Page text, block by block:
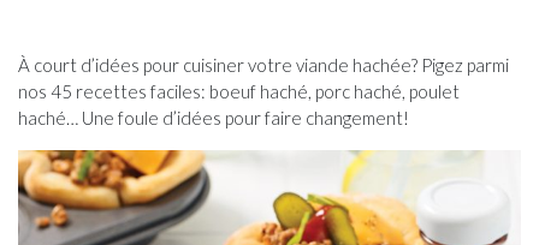
À court d’idées pour cuisiner votre viande hachée? Pigez parmi
nos 45 recettes faciles: boeuf haché, porc haché, poulet
haché… Une foule d’idées pour faire changement!